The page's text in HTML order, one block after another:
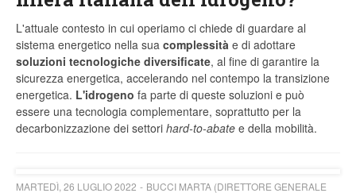
L'attuale contesto in cui operiamo ci chiede di guardare al
sistema energetico nella sua complessità e di adottare
soluzioni tecnologiche diversificate, al fine di garantire la
sicurezza energetica, accelerando nel contempo la transizione
energetica. L'idrogeno fa parte di queste soluzioni e può
essere una tecnologia complementare, soprattutto per la
decarbonizzazione dei settori hard-to-abate e della mobilità.
MARTEDÌ, 26 LUGLIO 2022
BUCCI MARTA (DIRETTORE GENERALE